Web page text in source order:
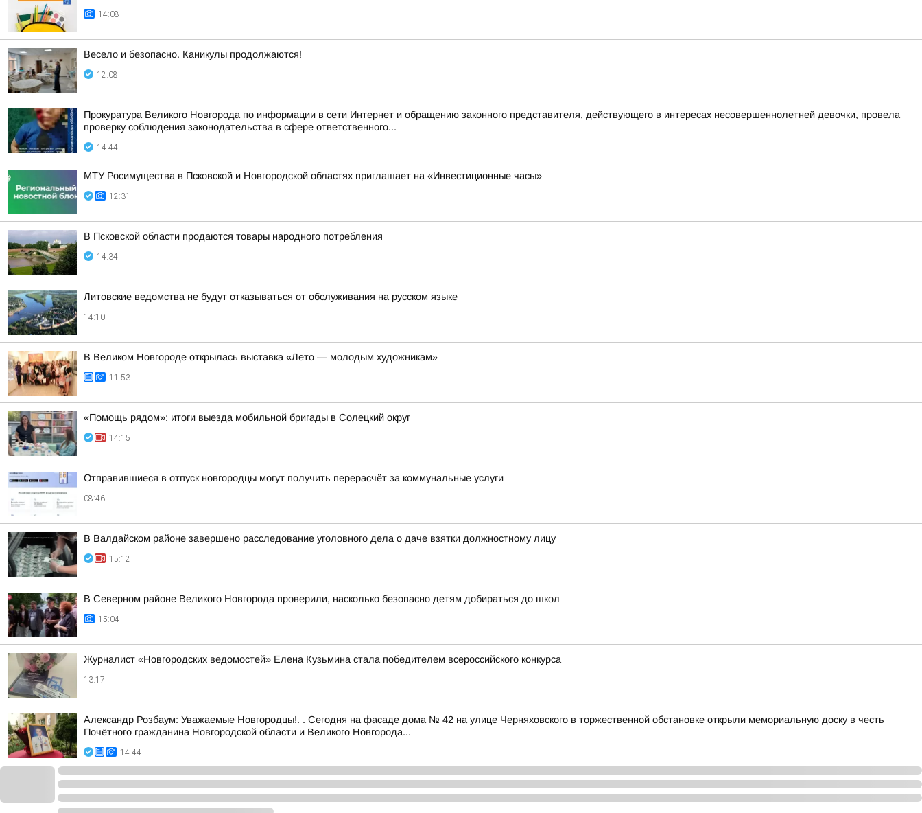
14:08
Весело и безопасно. Каникулы продолжаются!
12:08
Прокуратура Великого Новгорода по информации в сети Интернет и обращению законного представителя, действующего в интересах несовершеннолетней девочки, провела
проверку соблюдения законодательства в сфере ответственного...
14:44
МТУ Росимущества в Псковской и Новгородской областях приглашает на «Инвестиционные часы»
12:31
В Псковской области продаются товары народного потребления
14:34
Литовские ведомства не будут отказываться от обслуживания на русском языке
14:10
В Великом Новгороде открылась выставка «Лето — молодым художникам»
11:53
«Помощь рядом»: итоги выезда мобильной бригады в Солецкий округ
14:15
Отправившиеся в отпуск новгородцы могут получить перерасчёт за коммунальные услуги
08:46
В Валдайском районе завершено расследование уголовного дела о даче взятки должностному лицу
15:12
В Северном районе Великого Новгорода проверили, насколько безопасно детям добираться до школ
15:04
Журналист «Новгородских ведомостей» Елена Кузьмина стала победителем всероссийского конкурса
13:17
Александр Розбаум: Уважаемые Новгородцы!. . Сегодня на фасаде дома № 42 на улице Черняховского в торжественной обстановке открыли мемориальную доску в честь
Почётного гражданина Новгородской области и Великого Новгорода...
14:44